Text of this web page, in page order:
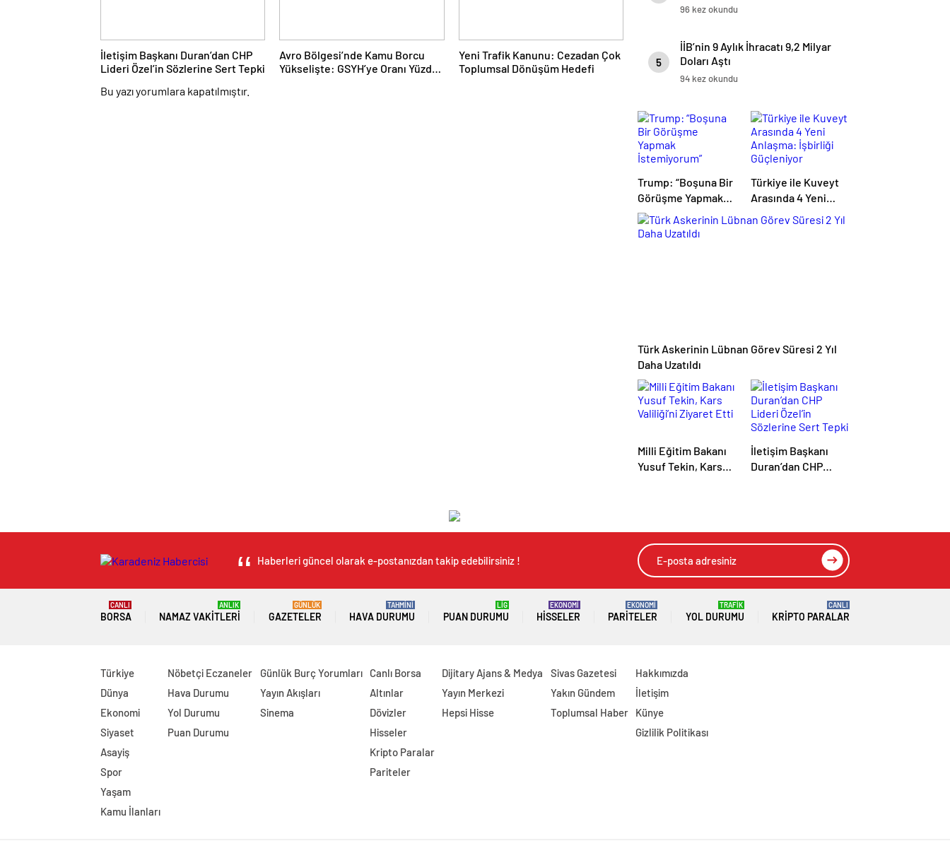
İletişim Başkanı Duran’dan CHP
Lideri Özel’in Sözlerine Sert Tepki
Avro Bölgesi’nde Kamu Borcu
Yükselişte: GSYH’ye Oranı Yüzde
Yeni Trafik Kanunu: Cezadan Çok
Toplumsal Dönüşüm Hedefi
Bu yazı yorumlara kapatılmıştır.
96 kez okundu
5
İİB’nin 9 Aylık İhracatı 9,2 Milyar
Doları Aştı
94 kez okundu
Trump: “Boşuna Bir
Görüşme Yapmak
İstemiyorum”
Türkiye ile Kuveyt
Arasında 4 Yeni
Anlaşma: İşbirliği
Güçleniyor
Türk Askerinin Lübnan Görev Süresi 2 Yıl
Daha Uzatıldı
Milli Eğitim Bakanı
Yusuf Tekin, Kars
İletişim Başkanı
Duran’dan CHP
Haberleri güncel olarak e-postanızdan takip edebilirsiniz !
BORSA
CANLI
NAMAZ VAKITLERI
ANLIK
GAZETELER
GÜNLÜK
HAVA DURUMU
TAHMİNİ
PUAN DURUMU
LİG
HISSELER
EKONOMİ
PARITELER
EKONOMİ
YOL DURUMU
TRAFİK
KRIPTO PARALAR
CANLI
Türkiye
Dünya
Ekonomi
Siyaset
Asayiş
Spor
Yaşam
Kamu İlanları
Nöbetçi Eczaneler
Hava Durumu
Yol Durumu
Puan Durumu
Günlük Burç Yorumları
Yayın Akışları
Sinema
Canlı Borsa
Altınlar
Dövizler
Hisseler
Kripto Paralar
Pariteler
Dijitary Ajans & Medya
Yayın Merkezi
Hepsi Hisse
Sivas Gazetesi
Yakın Gündem
Toplumsal Haber
Hakkımızda
İletişim
Künye
Gizlilik Politikası